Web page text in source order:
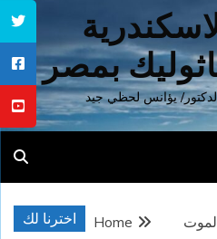
بمصر
يؤانس لحظي جيد
اخترنا لك Home